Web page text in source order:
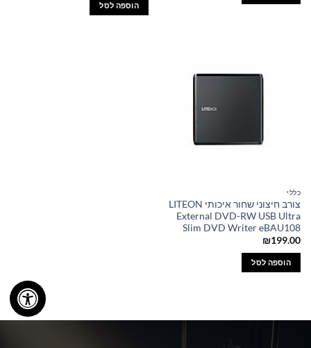
הוספה לסל
כללי
צורב חיצוני שחור איכותי LITEON
External DVD-RW USB Ultra
Slim DVD Writer eBAU108
₪199.00
הוספה לסל